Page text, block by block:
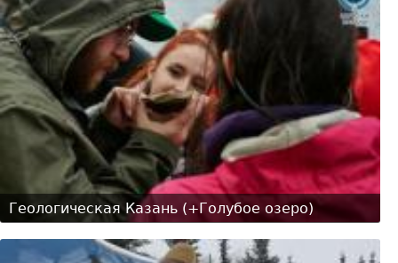
Геологическая Казань (+Голубое озеро)